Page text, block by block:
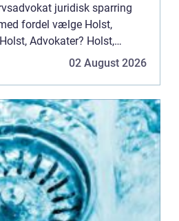
juridisk sparring
fordel vælge Holst,
Advokater? Holst,
advokat firma med
02 August 2026